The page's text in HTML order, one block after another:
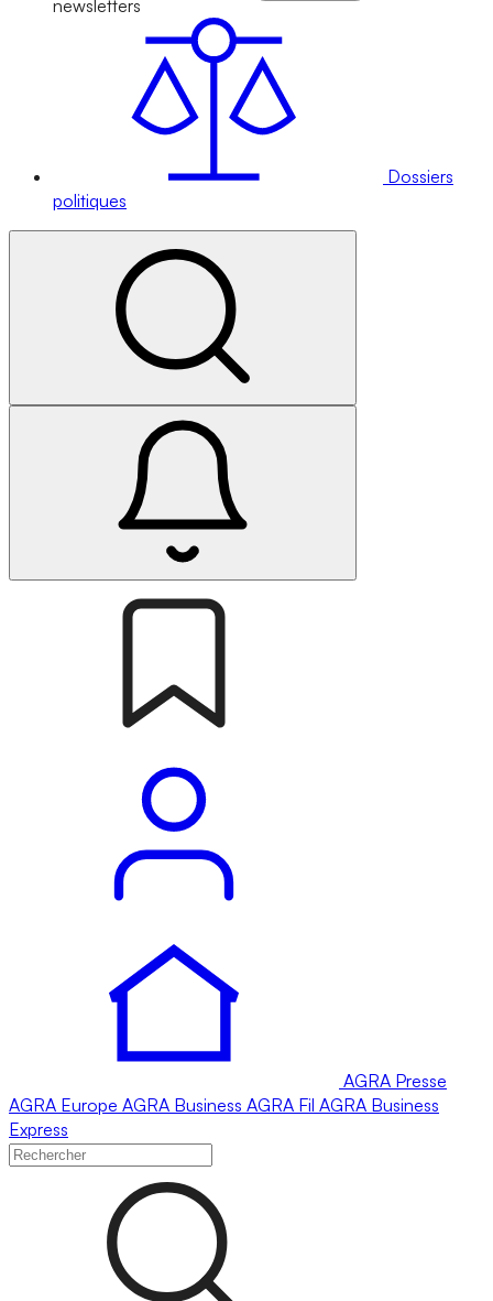
newsletters
Dossiers
politiques
AGRA Presse
AGRA Europe AGRA Business AGRA Fil AGRA Business
Express